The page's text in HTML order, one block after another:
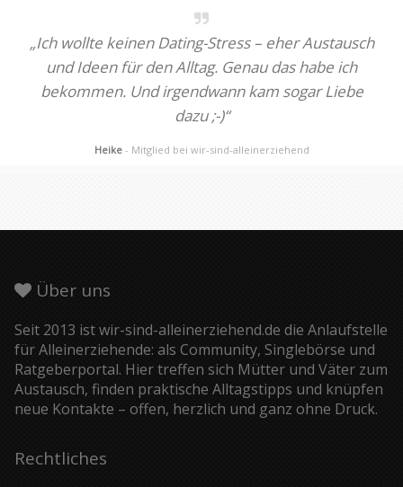
„Ich wollte keinen Dating-Stress – eher Austausch
und Ideen für den Alltag. Genau das habe ich
bekommen. Und irgendwann kam sogar Liebe
dazu ;-)“
Heike - Mitglied bei wir-sind-alleinerziehend
Über uns
Seit 2013 ist wir-sind-alleinerziehend.de die Anlaufstelle
für Alleinerziehende: als Community, Singlebörse und
Ratgeberportal. Hier treffen sich Mütter und Väter zum
Austausch, finden praktische Alltagstipps und knüpfen
neue Kontakte – offen, herzlich und ganz ohne Druck.
Rechtliches